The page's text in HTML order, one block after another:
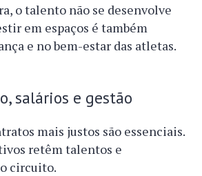
o talento não se desenvolve
em espaços é também
e no bem-estar das atletas.
salários e gestão
mais justos são essenciais.
retêm talentos e
circuito.